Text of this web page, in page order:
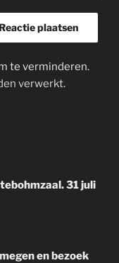
te verminderen.
verwerkt.
31 juli
en bezoek